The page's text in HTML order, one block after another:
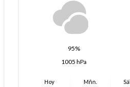
95%
1005 hPa
Hoy
Mñn.